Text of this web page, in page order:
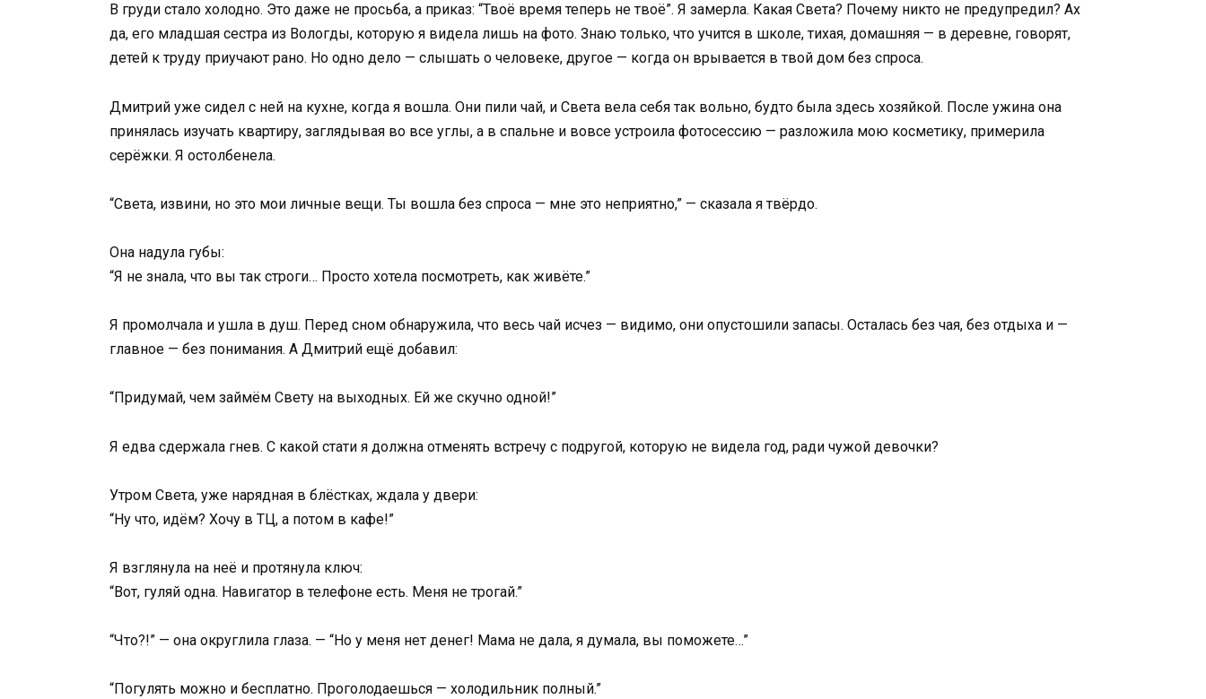
В груди стало холодно. Это даже не просьба, а приказ: “Твоё время теперь не твоё”. Я замерла. Какая Света? Почему никто не предупредил? Ах
да, его младшая сестра из Вологды, которую я видела лишь на фото. Знаю только, что учится в школе, тихая, домашняя — в деревне, говорят,
детей к труду приучают рано. Но одно дело — слышать о человеке, другое — когда он врывается в твой дом без спроса.
Дмитрий уже сидел с ней на кухне, когда я вошла. Они пили чай, и Света вела себя так вольно, будто была здесь хозяйкой. После ужина она
принялась изучать квартиру, заглядывая во все углы, а в спальне и вовсе устроила фотосессию — разложила мою косметику, примерила
серёжки. Я остолбенела.
“Света, извини, но это мои личные вещи. Ты вошла без спроса — мне это неприятно,” — сказала я твёрдо.
Она надула губы:
“Я не знала, что вы так строги… Просто хотела посмотреть, как живёте.”
Я промолчала и ушла в душ. Перед сном обнаружила, что весь чай исчез — видимо, они опустошили запасы. Осталась без чая, без отдыха и —
главное — без понимания. А Дмитрий ещё добавил:
“Придумай, чем займём Свету на выходных. Ей же скучно одной!”
Я едва сдержала гнев. С какой стати я должна отменять встречу с подругой, которую не видела год, ради чужой девочки?
Утром Света, уже нарядная в блёстках, ждала у двери:
“Ну что, идём? Хочу в ТЦ, а потом в кафе!”
Я взглянула на неё и протянула ключ:
“Вот, гуляй одна. Навигатор в телефоне есть. Меня не трогай.”
“Что?!” — она округлила глаза. — “Но у меня нет денег! Мама не дала, я думала, вы поможете…”
“Погулять можно и бесплатно. Проголодаешься — холодильник полный.”